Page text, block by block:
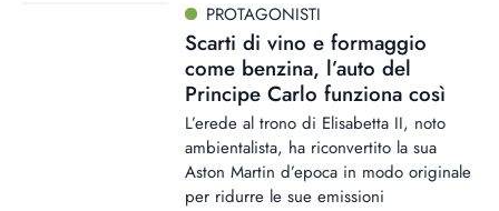
PROTAGONISTI
Scarti di vino e formaggio
come benzina, l’auto del
Principe Carlo funziona così
L’erede al trono di Elisabetta II, noto
ambientalista, ha riconvertito la sua
Aston Martin d’epoca in modo originale
per ridurre le sue emissioni